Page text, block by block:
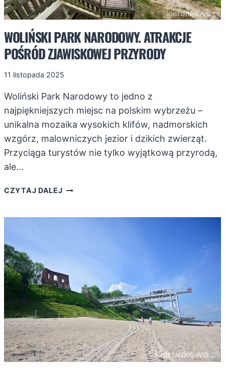
WOLIŃSKI PARK NARODOWY. ATRAKCJE
POŚRÓD ZJAWISKOWEJ PRZYRODY
11 listopada 2025
Woliński Park Narodowy to jedno z
najpiękniejszych miejsc na polskim wybrzeżu –
unikalna mozaika wysokich klifów, nadmorskich
wzgórz, malowniczych jezior i dzikich zwierząt.
Przyciąga turystów nie tylko wyjątkową przyrodą,
ale…
CZYTAJ DALEJWOLIŃSKI